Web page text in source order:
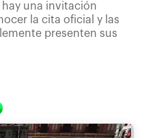
una invitación
la cita oficial y las
presenten sus